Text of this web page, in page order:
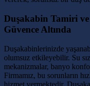
Duşakabin Tamiri ve
Güvence Altında
Duşakabinlerinizde
olumsuz etkileyebilir. Su
mekanizmalar, banyo
Firmamız, bu sorunların
hizmet vermektedir.